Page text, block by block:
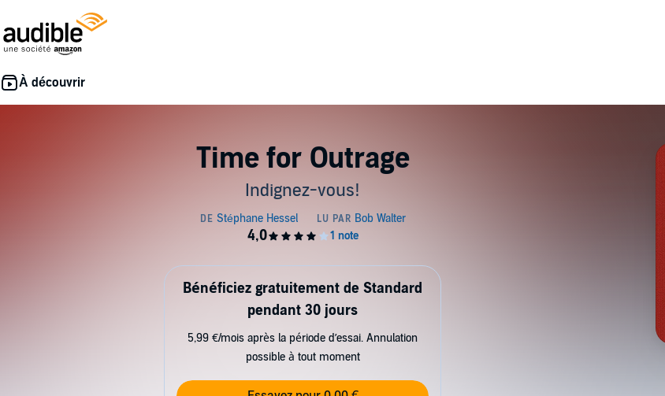
Time for Outrage
Indignez-vous!
Bénéficiez gratuitement de Standard
pendant 30 jours
5,99 €/mois après la période d’essai. Annulation
possible à tout moment